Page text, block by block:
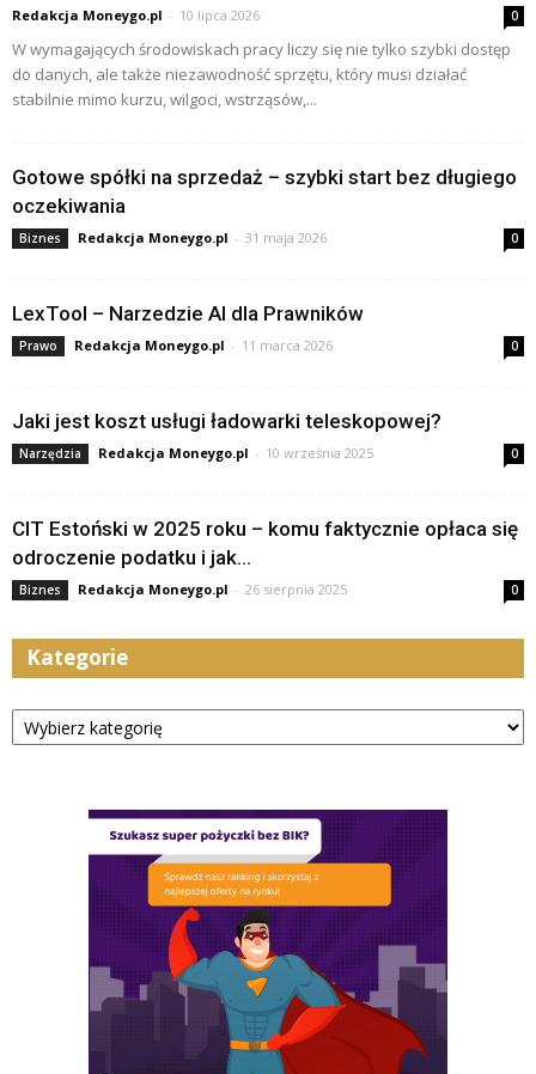
Redakcja Moneygo.pl - 10 lipca 2026 0
W wymagających środowiskach pracy liczy się nie tylko szybki dostęp
do danych, ale także niezawodność sprzętu, który musi działać
stabilnie mimo kurzu, wilgoci, wstrząsów,...
Gotowe spółki na sprzedaż – szybki start bez długiego
oczekiwania
Biznes Redakcja Moneygo.pl - 31 maja 2026 0
LexTool – Narzedzie AI dla Prawników
Prawo Redakcja Moneygo.pl - 11 marca 2026 0
Jaki jest koszt usługi ładowarki teleskopowej?
Narzędzia Redakcja Moneygo.pl - 10 września 2025 0
CIT Estoński w 2025 roku – komu faktycznie opłaca się
odroczenie podatku i jak...
Biznes Redakcja Moneygo.pl - 26 sierpnia 2025 0
Kategorie
Kategorie